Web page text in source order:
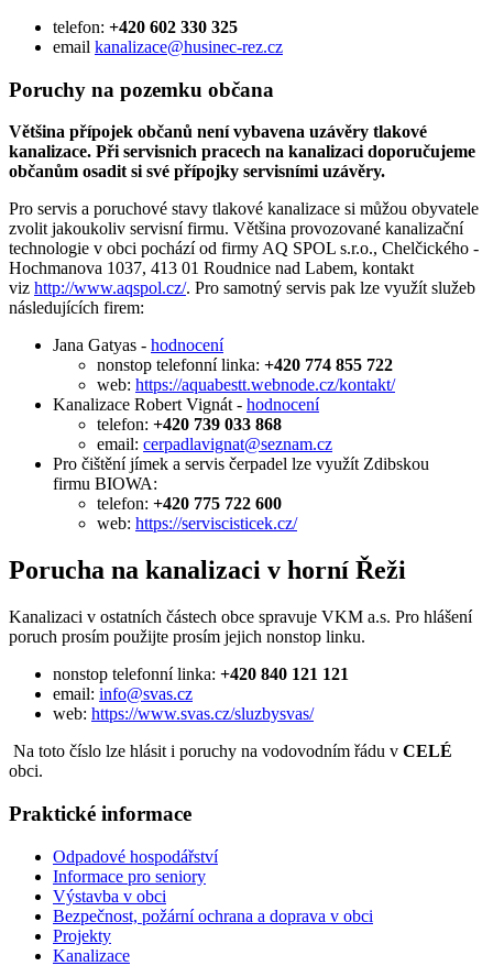
telefon: +420 602 330 325
email kanalizace@husinec-rez.cz
Poruchy na pozemku občana
Většina přípojek občanů není vybavena uzávěry tlakové
kanalizace. Při servisnich pracech na kanalizaci doporučujeme
občanům osadit si své přípojky servisními uzávěry.
Pro servis a poruchové stavy tlakové kanalizace si můžou obyvatele
zvolit jakoukoliv servisní firmu. Většina provozované kanalizační
technologie v obci pochází od firmy AQ SPOL s.r.o., Chelčického -
Hochmanova 1037, 413 01 Roudnice nad Labem, kontakt
viz http://www.aqspol.cz/. Pro samotný servis pak lze využít služeb
následujících firem:
Jana Gatyas - hodnocení
nonstop telefonní linka: +420 774 855 722
web: https://aquabestt.webnode.cz/kontakt/
Kanalizace Robert Vignát - hodnocení
telefon: +420 739 033 868
email: cerpadlavignat@seznam.cz
Pro čištění jímek a servis čerpadel lze využít Zdibskou
firmu BIOWA:
telefon: +420 775 722 600
web: https://serviscisticek.cz/
Porucha na kanalizaci v horní Řeži
Kanalizaci v ostatních částech obce spravuje VKM a.s. Pro hlášení
poruch prosím použijte prosím jejich nonstop linku.
nonstop telefonní linka: +420 840 121 121
email: info@svas.cz
web: https://www.svas.cz/sluzbysvas/
Na toto číslo lze hlásit i poruchy na vodovodním řádu v CELÉ
obci.
Praktické informace
Odpadové hospodářství
Informace pro seniory
Výstavba v obci
Bezpečnost, požární ochrana a doprava v obci
Projekty
Kanalizace